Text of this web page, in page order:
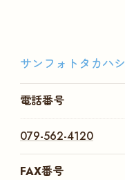
サンフォトタカハシ
電話番号
079-562-4120
FAX番号